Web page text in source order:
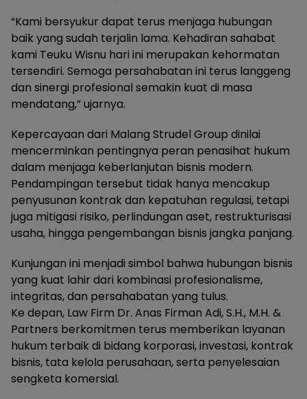
“Kami bersyukur dapat terus menjaga hubungan
baik yang sudah terjalin lama. Kehadiran sahabat
kami Teuku Wisnu hari ini merupakan kehormatan
tersendiri. Semoga persahabatan ini terus langgeng
dan sinergi profesional semakin kuat di masa
mendatang,” ujarnya.
Kepercayaan dari Malang Strudel Group dinilai
mencerminkan pentingnya peran penasihat hukum
dalam menjaga keberlanjutan bisnis modern.
Pendampingan tersebut tidak hanya mencakup
penyusunan kontrak dan kepatuhan regulasi, tetapi
juga mitigasi risiko, perlindungan aset, restrukturisasi
usaha, hingga pengembangan bisnis jangka panjang.
Kunjungan ini menjadi simbol bahwa hubungan bisnis
yang kuat lahir dari kombinasi profesionalisme,
integritas, dan persahabatan yang tulus.
Ke depan, Law Firm Dr. Anas Firman Adi, S.H., M.H. &
Partners berkomitmen terus memberikan layanan
hukum terbaik di bidang korporasi, investasi, kontrak
bisnis, tata kelola perusahaan, serta penyelesaian
sengketa komersial.